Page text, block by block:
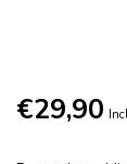
€29,90